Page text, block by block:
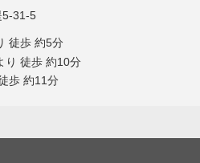
5-31-5
徒歩 約5分
り 徒歩 約10分
歩 約11分